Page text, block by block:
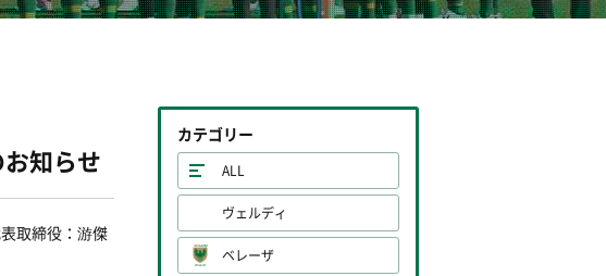
知らせ
取締役：游傑
カテゴリー
ALL
ヴェルディ
ベレーザ